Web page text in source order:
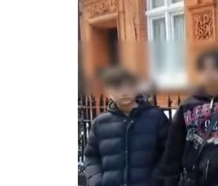
09 OCT 2024 - 18:00h.
Los hijos de Olga
La víctima de violencia
exigiendo una solución
Junts suspende de
detenido por violencia
Compartir